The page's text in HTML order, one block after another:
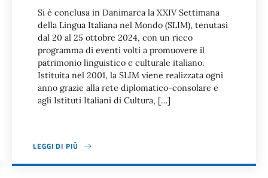
Si è conclusa in Danimarca la XXIV Settimana
della Lingua Italiana nel Mondo (SLIM), tenutasi
dal 20 al 25 ottobre 2024, con un ricco
programma di eventi volti a promuovere il
patrimonio linguistico e culturale italiano.
Istituita nel 2001, la SLIM viene realizzata ogni
anno grazie alla rete diplomatico-consolare e
agli Istituti Italiani di Cultura, […]
LEGGI DI PIÙ